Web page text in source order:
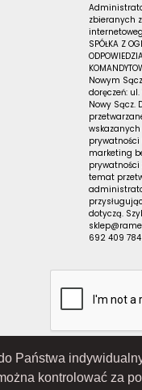
Państwa
kontrolować za
zbieranych
SPÓŁKA Z
Nowym
doręczeń:
Nowy Sącz.
wskazanych
marketing
prywatności
temat
dotyczą.
692 409 784
ul. Wiśniowieckiego 123 C, 33-
Rejonowy dla Krakowa-
REGON: 122671197